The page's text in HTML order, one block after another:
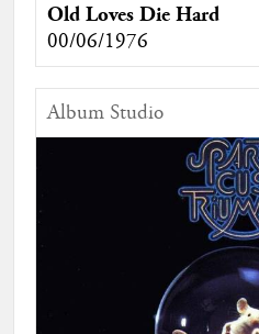
Old Loves Die Hard
00/06/1976
Album Studio